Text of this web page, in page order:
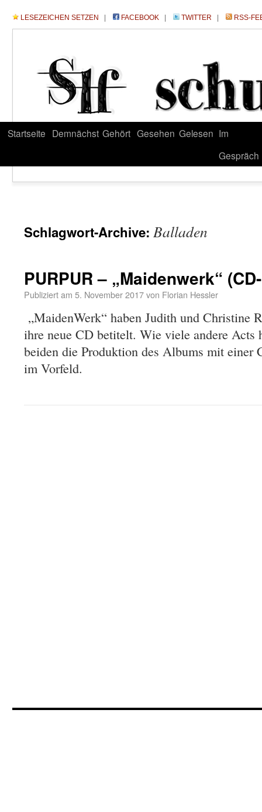
LESEZEICHEN SETZEN FACEBOOK TWITTER RSS-
Startseite Demnächst Gehört Gesehen Gelesen Im
Gespräch
Schlagwort-Archive: Balladen
PURPUR – „Maidenwerk“
Publiziert am 5. November 2017von Florian Hessler
„MaidenWerk“ haben Judith und Christine
ihre neue CD betitelt. Wie viele andere Acts
beiden die Produktion des Albums mit einer
im Vorfeld.